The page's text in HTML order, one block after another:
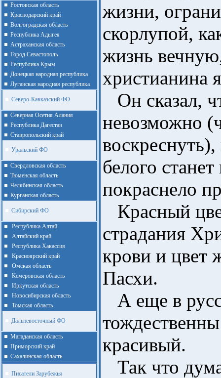
Ростовская область
Краснодарский край
Волгоградская область
Республика Адыгея
Астраханская область
Город Севастополь
Республика Крым
Донецкая народная республика
Луганская народная республика
Северо-Кавказский ФО
Северная Осетия Алания
Республика Дагестан
Ставропольский край
Уральский ФО
Cвердловская область
Тюменская область
Челябинская область
Курганская область
Сибирский ФО
Республика Алтай
Алтайcкий край
Республика Хакассия
Красноярский край
Омская область
Кемеровская область
Иркутская область
Новосибирская область
Томская область
Дальневосточный ФО
Магаданская область
Приморский край
Cахалинская область
Писатели Зарубежья
жизни,
скорлупой,
жизнь
христианина
Он сказал,
невозможно
белого
покраснело
Красный
страдания
крови и цвет
Пасхи.
А еще в
красивый.
Так что